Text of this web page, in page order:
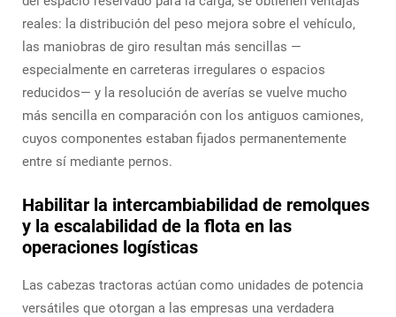
reales: la distribución del peso mejora sobre el vehículo,
las maniobras de giro resultan más sencillas —
especialmente en carreteras irregulares o espacios
reducidos— y la resolución de averías se vuelve mucho
más sencilla en comparación con los antiguos camiones,
cuyos componentes estaban fijados permanentemente
entre sí mediante pernos.
Habilitar la intercambiabilidad de remolques
y la escalabilidad de la flota en las
operaciones logísticas
Las cabezas tractoras actúan como unidades de potencia
versátiles que otorgan a las empresas una verdadera